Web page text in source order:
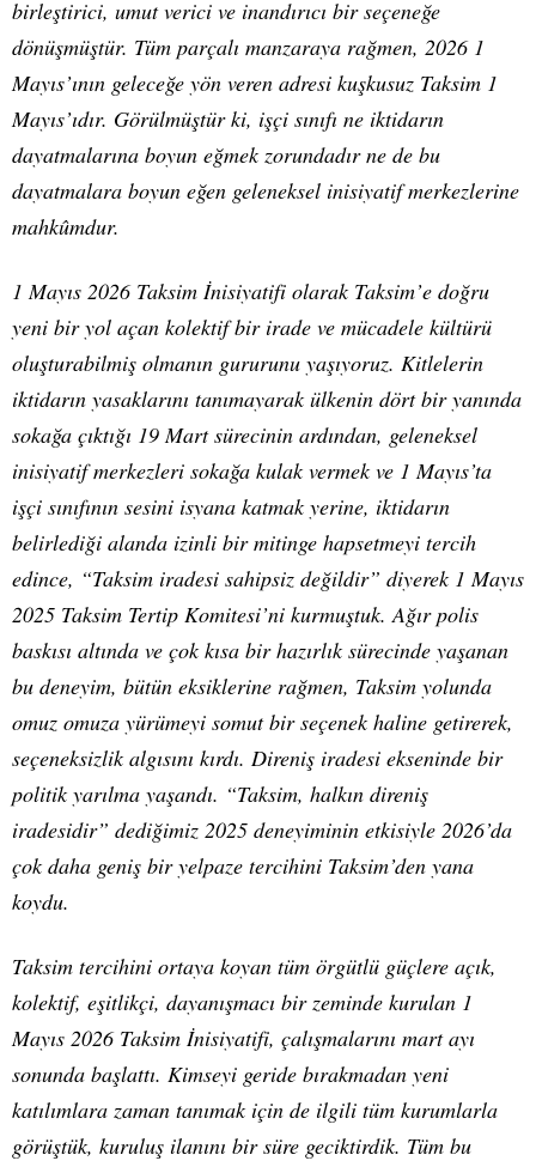
birleştirici, umut verici ve inandırıcı bir seçeneğe
dönüşmüştür. Tüm parçalı manzaraya rağmen, 2026 1
Mayıs’ının geleceğe yön veren adresi kuşkusuz Taksim 1
Mayıs’ıdır. Görülmüştür ki, işçi sınıfı ne iktidarın
dayatmalarına boyun eğmek zorundadır ne de bu
dayatmalara boyun eğen geleneksel inisiyatif merkezlerine
mahkûmdur.
1 Mayıs 2026 Taksim İnisiyatifi olarak Taksim’e doğru
yeni bir yol açan kolektif bir irade ve mücadele kültürü
oluşturabilmiş olmanın gururunu yaşıyoruz. Kitlelerin
iktidarın yasaklarını tanımayarak ülkenin dört bir yanında
sokağa çıktığı 19 Mart sürecinin ardından, geleneksel
inisiyatif merkezleri sokağa kulak vermek ve 1 Mayıs’ta
işçi sınıfının sesini isyana katmak yerine, iktidarın
belirlediği alanda izinli bir mitinge hapsetmeyi tercih
edince, “Taksim iradesi sahipsiz değildir” diyerek 1 Mayıs
2025 Taksim Tertip Komitesi’ni kurmuştuk. Ağır polis
baskısı altında ve çok kısa bir hazırlık sürecinde yaşanan
bu deneyim, bütün eksiklerine rağmen, Taksim yolunda
omuz omuza yürümeyi somut bir seçenek haline getirerek,
seçeneksizlik algısını kırdı. Direniş iradesi ekseninde bir
politik yarılma yaşandı. “Taksim, halkın direniş
iradesidir” dediğimiz 2025 deneyiminin etkisiyle 2026’da
çok daha geniş bir yelpaze tercihini Taksim’den yana
koydu.
Taksim tercihini ortaya koyan tüm örgütlü güçlere açık,
kolektif, eşitlikçi, dayanışmacı bir zeminde kurulan 1
Mayıs 2026 Taksim İnisiyatifi, çalışmalarını mart ayı
sonunda başlattı. Kimseyi geride bırakmadan yeni
katılımlara zaman tanımak için de ilgili tüm kurumlarla
görüştük, kuruluş ilanını bir süre geciktirdik. Tüm bu